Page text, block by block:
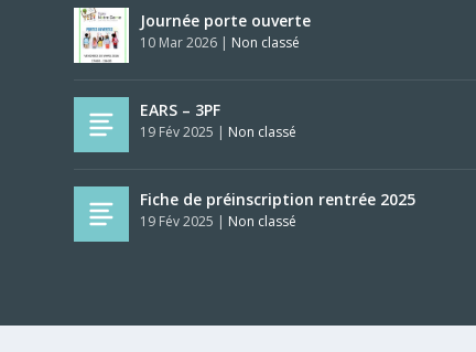
Journée porte ouverte
10 Mar 2026 | Non classé
EARS – 3PF
19 Fév 2025 | Non classé
Fiche de préinscription rentrée 2025
19 Fév 2025 | Non classé